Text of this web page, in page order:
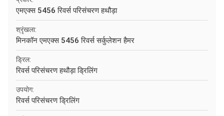
एमएक्स 5456 रिवर्स परिसंचरण हथौड़ा
श्रृंखला:
मिनकॉन एमएक्स 5456 रिवर्स सर्कुलेशन हैमर
ड्रिल:
रिवर्स परिसंचरण हथौड़ा ड्रिलिंग
उपयोग:
रिवर्स परिसंचरण ड्रिलिंग